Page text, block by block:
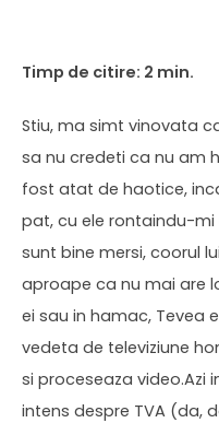
Stiu, ma simt vinovata
sa nu credeti ca nu am
fost atat de haotice,
pat, cu ele rontaindu-mi
sunt bine mersi, coorul
aproape ca nu mai are
ei sau in hamac, Tevea
vedeta de televiziune
si proceseaza video.Azi
intens despre TVA (da,